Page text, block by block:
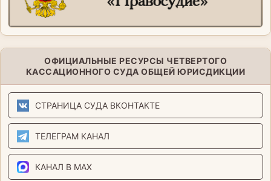
ОФИЦИАЛЬНЫЕ РЕСУРСЫ ЧЕТВЕРТОГО
КАССАЦИОННОГО СУДА ОБЩЕЙ ЮРИСДИКЦИИ
СТРАНИЦА СУДА ВКОНТАКТЕ
ТЕЛЕГРАМ КАНАЛ
КАНАЛ В MAX